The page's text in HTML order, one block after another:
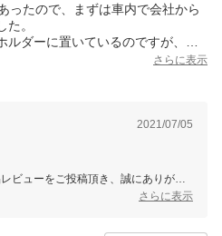
ったので、まずは車内で会社から
。
ダーに置いているのですが、
の位置にあるので、ドリンクホル
助かっています。
特のこもった匂いがなくなりまし
では現れないので効果は実感でき
期待大なのでこれから愛用してい
さらに表示
2021/07/05
ビューをご投稿頂き、誠にありがと
さらに表示